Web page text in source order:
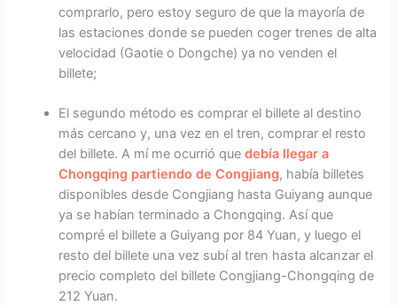
comprarlo, pero estoy seguro de que la mayoría de
las estaciones donde se pueden coger trenes de alta
velocidad (Gaotie o Dongche) ya no venden el
billete;
El segundo método es comprar el billete al destino
más cercano y, una vez en el tren, comprar el resto
del billete. A mí me ocurrió quedebía llegar a
Chongqing partiendo de Congjiang, había billetes
disponibles desde Congjiang hasta Guiyang aunque
ya se habían terminado a Chongqing. Así que
compré el billete a Guiyang por 84 Yuan, y luego el
resto del billete una vez subí al tren hasta alcanzar el
precio completo del billete Congjiang-Chongqing de
212 Yuan.